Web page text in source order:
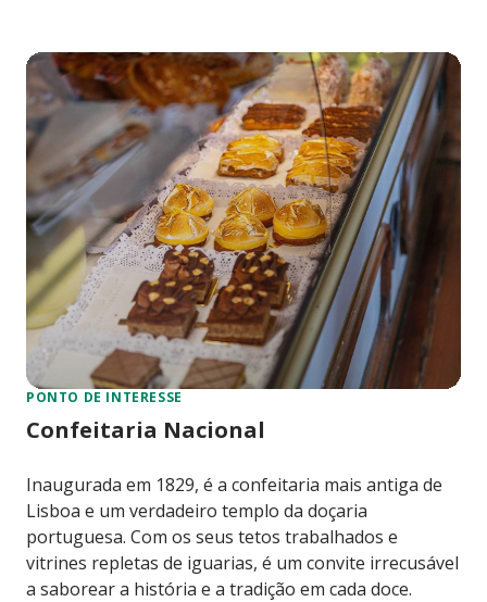
PONTO DE INTERESSE
Confeitaria Nacional
Inaugurada em 1829, é a confeitaria mais antiga de
Lisboa e um verdadeiro templo da doçaria
portuguesa. Com os seus tetos trabalhados e
vitrines repletas de iguarias, é um convite irrecusável
a saborear a história e a tradição em cada doce.